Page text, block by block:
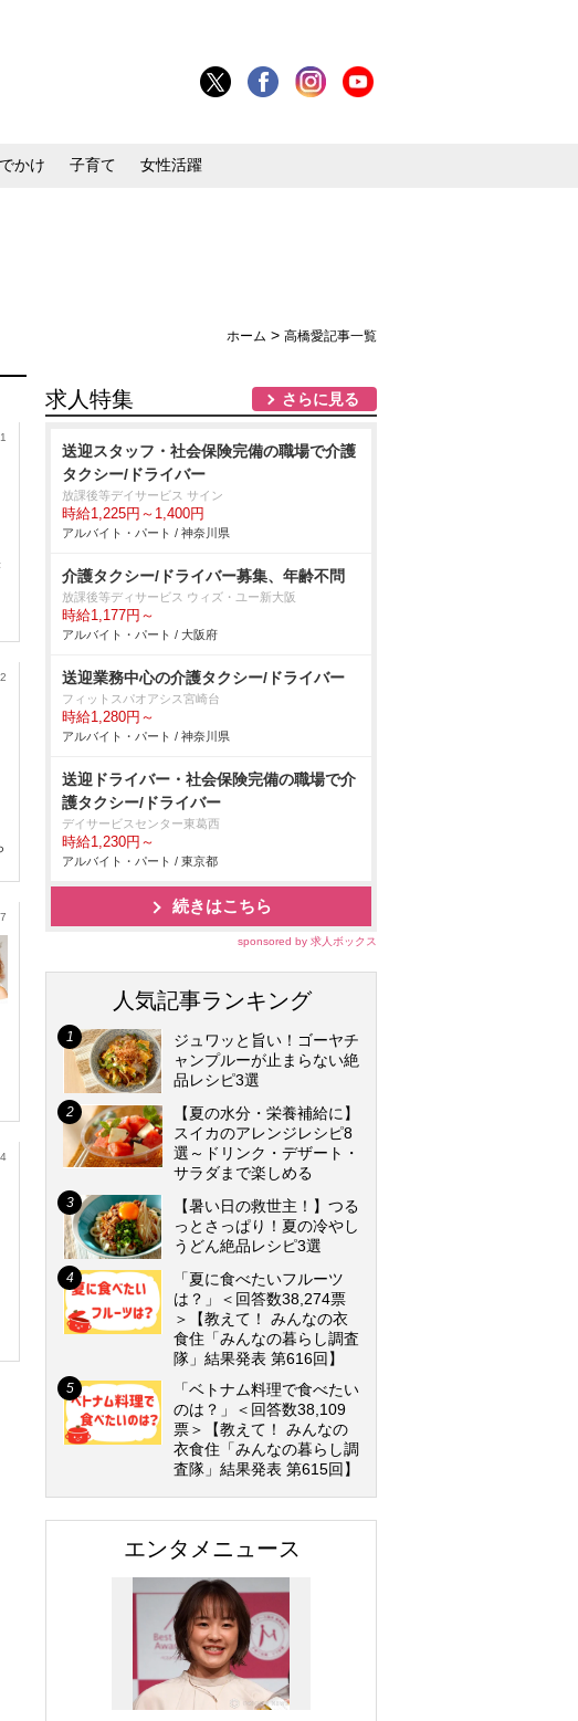
かけ 子育て 女性活躍
ホーム > 高橋愛記事一覧
求人特集 さらに見る
送迎スタッフ・社会保険完備の職場で介護
タクシー/ドライバー
放課後等デイサービス サイン
時給1,225円～1,400円
アルバイト・パート / 神奈川県
介護タクシー/ドライバー募集、年齢不問
放課後等ディサービス ウィズ・ユー新大阪
時給1,177円～
アルバイト・パート / 大阪府
送迎業務中心の介護タクシー/ドライバー
フィットスパオアシス宮崎台
時給1,280円～
アルバイト・パート / 神奈川県
送迎ドライバー・社会保険完備の職場で介
護タクシー/ドライバー
デイサービスセンター東葛西
時給1,230円～
アルバイト・パート / 東京都
続きはこちら
sponsored by 求人ボックス
人気記事ランキング
ジュワッと旨い！ゴーヤチ
ャンプルーが止まらない絶
品レシピ3選
【夏の水分・栄養補給に】
スイカのアレンジレシピ8
選～ドリンク・デザート・
サラダまで楽しめる
【暑い日の救世主！】つる
っとさっぱり！夏の冷やし
うどん絶品レシピ3選
「夏に食べたいフルーツ
は？」＜回答数38,274票
＞【教えて！ みんなの衣
食住「みんなの暮らし調査
隊」結果発表 第616回】
「ベトナム料理で食べたい
のは？」＜回答数38,109
票＞【教えて！ みんなの
衣食住「みんなの暮らし調
査隊」結果発表 第615回】
エンタメニュース